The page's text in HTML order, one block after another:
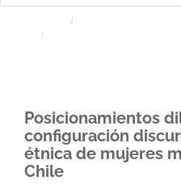
Posicionamientos
configuración
étnica de mujeres
Chile